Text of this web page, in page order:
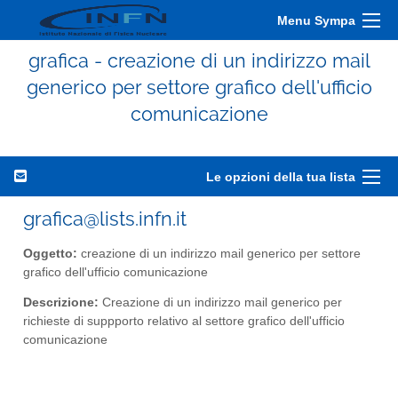
Menu Sympa
grafica - creazione di un indirizzo mail
generico per settore grafico dell'ufficio
comunicazione
Le opzioni della tua lista
grafica@lists.infn.it
Oggetto: creazione di un indirizzo mail generico per settore
grafico dell'ufficio comunicazione
Descrizione: Creazione di un indirizzo mail generico per
richieste di suppporto relativo al settore grafico dell'ufficio
comunicazione